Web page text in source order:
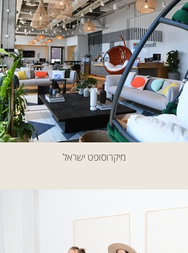
מיקרוסופט ישראל